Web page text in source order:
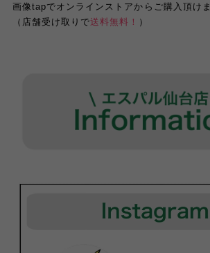
画像tapでオンラインストアからご購入頂けま
（店舗受け取りで送料無料！ ）